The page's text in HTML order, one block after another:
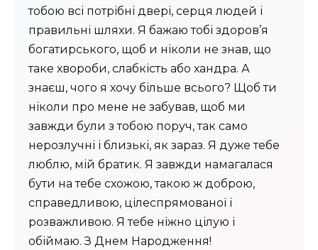
тобою всі потрібні двері, серця людей і
правильні шляхи. Я бажаю тобі здоров’я
богатирського, щоб и ніколи не знав, що
таке хвороби, слабкість або хандра. А
знаєш, чого я хочу більше всього? Щоб ти
ніколи про мене не забував, щоб ми
завжди були з тобою поруч, так само
нерозлучні і близькі, як зараз. Я дуже тебе
люблю, мій братик. Я завжди намагалася
бути на тебе схожою, такою ж доброю,
справедливою, цілеспрямованої і
розважливою. Я тебе ніжно цілую і
обіймаю. З Днем Народження!